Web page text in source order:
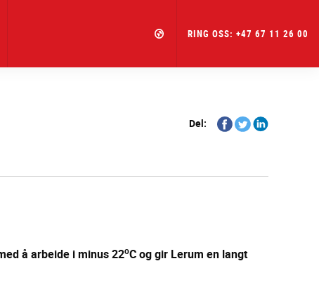
RING OSS: +47 67 11 26 00
Del:
Share
on
Share
on
Share
å arbeide i minus 22oC og gir Lerum en langt